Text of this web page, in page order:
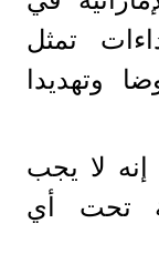
تمثل
وتهديدا
إنه لا يجب
تحت أي